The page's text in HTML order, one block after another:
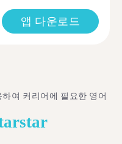
앱 다운로드
여 커리어에 필요한 영어
star